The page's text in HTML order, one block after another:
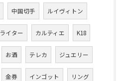
中国切手 ルイヴィトン
ライター カルティエ K18
お酒 テレカ ジュエリー
金券 インゴット リング